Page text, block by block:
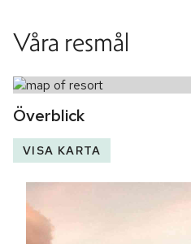
Våra resmål
Överblick
VISA KARTA